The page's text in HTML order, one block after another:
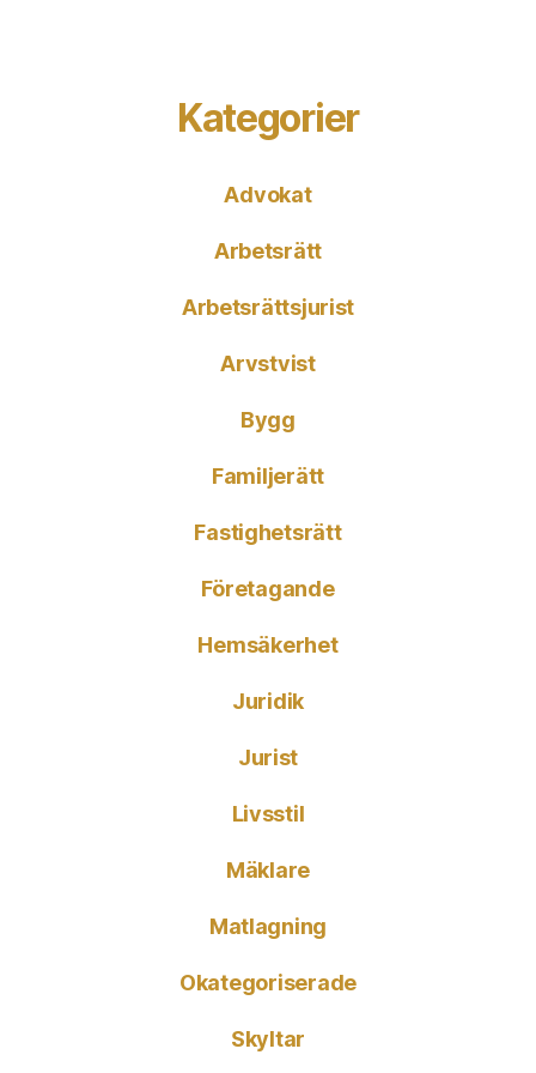
Kategorier
Advokat
Arbetsrätt
Arbetsrättsjurist
Arvstvist
Bygg
Familjerätt
Fastighetsrätt
Företagande
Hemsäkerhet
Juridik
Jurist
Livsstil
Mäklare
Matlagning
Okategoriserade
Skyltar